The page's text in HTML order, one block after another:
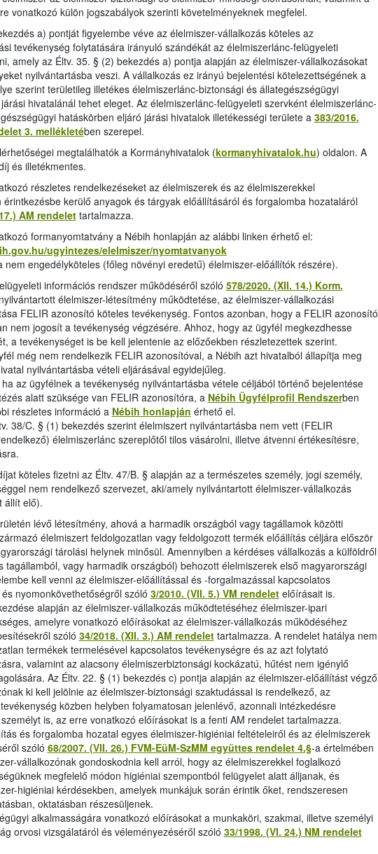
vonatkozó külön jogszabályok szerinti követelményeknek megfelel.
a) pontját figyelembe véve az élelmiszer-vállalkozás köteles az
tevékenység folytatására irányuló szándékát az élelmiszerlánc-felügyeleti
amely az Éltv. 35. § (2) bekezdés a) pontja alapján az élelmiszer-vállalkozásokat
nyilvántartásba veszi. A vállalkozás ez irányú bejelentési kötelezettségének a
szerint területileg illetékes élelmiszerlánc-biztonsági és állategészségügyi
hivatalánál tehet eleget. Az élelmiszerlánc-felügyeleti szervként élelmiszerlánc-
hatáskörben eljáró járási hivatalok illetékességi területe a 383/2016.
3. mellékletében szerepel.
megtalálhatók a Kormányhivatalok (kormanyhivatalok.hu) oldalon. A
és illetékmentes.
részletes rendelkezéseket az élelmiszerek és az élelmiszerekkel
érintkezésbe kerülő anyagok és tárgyak előállításáról és forgalomba hozataláról
AM rendelettartalmazza.
formanyomtatvány a Nébih honlapján az alábbi linken érhető el:
ugyintezes/elelmiszer/nyomtatvanyok
nem engedélyköteles (főleg növényi eredetű) élelmiszer-előállítók részére).
információs rendszer működéséről szóló 578/2020. (XII. 14.) Korm.
élelmiszer-létesítmény működtetése, az élelmiszer-vállalkozási
FELIR azonosító köteles tevékenység. Fontos azonban, hogy a FELIR azonosító
nem jogosít a tevékenység végzésére. Ahhoz, hogy az ügyfél megkezdhesse
a tevékenységet is be kell jelentenie az előzőekben részletezettek szerint.
még nem rendelkezik FELIR azonosítóval, a Nébih azt hivatalból állapítja meg
nyilvántartásba vételi eljárásával egyidejűleg.
az ügyfélnek a tevékenység nyilvántartásba vétele céljából történő bejelentése
alatt szüksége van FELIR azonosítóra, a Nébih Ügyfélprofil Rendszerben
részletes információ a Nébih honlapján érhető el.
38/C. § (1) bekezdés szerint élelmiszert nyilvántartásba nem vett (FELIR
élelmiszerlánc szereplőtől tilos vásárolni, illetve átvenni értékesítésre,
köteles fizetni az Éltv. 47/B. § alapján az a természetes személy, jogi személy,
nem rendelkező szervezet, aki/amely nyilvántartott élelmiszer-vállalkozás
állít elő).
lévő létesítmény, ahová a harmadik országból vagy tagállamok közötti
élelmiszert feldolgozatlan vagy feldolgozott termék előállítás céljára először
tárolási helynek minősül. Amennyiben a kérdéses vállalkozás a külföldről
tagállamból, vagy harmadik országból) behozott élelmiszerek első magyarországi
kell venni az élelmiszer-előállítással és -forgalmazással kapcsolatos
nyomonkövethetőségről szóló 3/2010. (VII. 5.) VM rendeletelőírásait is.
alapján az élelmiszer-vállalkozás működtetéséhez élelmiszer-ipari
amelyre vonatkozó előírásokat az élelmiszer-vállalkozás működéséhez
szóló 34/2018. (XII. 3.) AM rendelettartalmazza. A rendelet hatálya nem
termékek termelésével kapcsolatos tevékenységre és az azt folytató
valamint az alacsony élelmiszerbiztonsági kockázatú, hűtést nem igénylő
Az Éltv. 22. § (1) bekezdés c) pontja alapján az élelmiszer-előállítást végző
ki kell jelölnie az élelmiszer-biztonsági szaktudással is rendelkező, az
közben helyben folyamatosan jelenlévő, azonnali intézkedésre
is, az erre vonatkozó előírásokat is a fenti AM rendelet tartalmazza.
és forgalomba hozatal egyes élelmiszer-higiéniai feltételeiről és az élelmiszerek
szóló 68/2007. (VII. 26.) FVM-EüM-SzMM együttes rendelet 4.§-a értelmében
vállalkozónak gondoskodnia kell arról, hogy az élelmiszerekkel foglalkozó
megfelelő módon higiéniai szempontból felügyelet alatt álljanak, és
higiéniai kérdésekben, amelyek munkájuk során érintik őket, rendszeresen
oktatásban részesüljenek.
alkalmasságára vonatkozó előírásokat a munkaköri, szakmai, illetve személyi
orvosi vizsgálatáról és véleményezéséről szóló 33/1998. (VI. 24.) NM rendelet